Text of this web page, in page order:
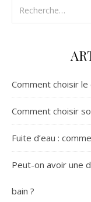
Comment choisir
Comment choisir
Fuite d’eau :
Peut-on avoir une
bain ?